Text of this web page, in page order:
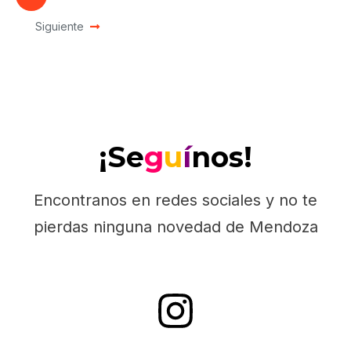
Siguiente
¡Seguínos!
Encontranos en redes sociales y no te
pierdas ninguna novedad de Mendoza